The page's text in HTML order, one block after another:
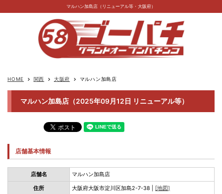
マルハン加島店（リニューアル等・大阪府）
HOME keyboard_arrow_right 関西 keyboard_arrow_right 大阪府 keyboard_arrow_right マルハン加島店
マルハン加島店（2025年09月12日 リニューアル等）
店舗基本情報
店舗名 マルハン加島店
住所 大阪府大阪市淀川区加島2-7-38 | [地図]